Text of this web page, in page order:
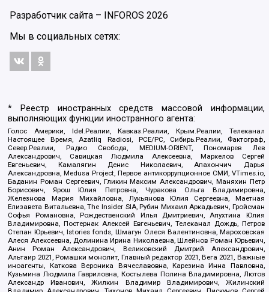
Разработчик сайта – INFOROS 2026
Мы в социальных сетях:
* Реестр иностранных средств массовой информации,
выполняющих функции иностранного агента:
Голос Америки, Idel.Реалии, Кавказ.Реалии, Крым.Реалии, Телеканал
Настоящее Время, Azatliq Radiosi, PCE/PC, Сибирь.Реалии, Фактограф,
Север.Реалии, Радио Свобода, MEDIUM-ORIENT, Пономарев Лев
Александрович, Савицкая Людмила Алексеевна, Маркелов Сергей
Евгеньевич, Камалягин Денис Николаевич, Апахончич Дарья
Александровна, Medusa Project, Первое антикоррупционное СМИ, VTimes.io,
Баданин Роман Сергеевич, Гликин Максим Александрович, Маняхин Петр
Борисович, Ярош Юлия Петровна, Чуракова Ольга Владимировна,
Железнова Мария Михайловна, Лукьянова Юлия Сергеевна, Маетная
Елизавета Витальевна, The Insider SIA, Рубин Михаил Аркадьевич, Гройсман
Софья Романовна, Рождественский Илья Дмитриевич, Апухтина Юлия
Владимировна, Постернак Алексей Евгеньевич, Телеканал Дождь, Петров
Степан Юрьевич, Istories fonds, Шмагун Олеся Валентиновна, Мароховская
Алеся Алексеевна, Долинина Ирина Николаевна, Шлейнов Роман Юрьевич,
Анин Роман Александрович, Великовский Дмитрий Александрович,
Альтаир 2021, Ромашки монолит, Главный редактор 2021, Вега 2021, Важные
иноагенты, Каткова Вероника Вячеславовна, Карезина Инна Павловна,
Кузьмина Людмила Гавриловна, Костылева Полина Владимировна, Лютов
Александр Иванович, Жилкин Владимир Владимирович, Жилинский